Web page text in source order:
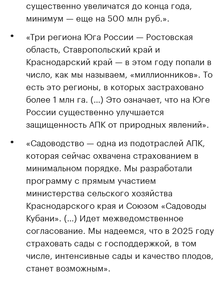
существенно увеличатся до конца года,
минимум — еще на 500 млн руб.».
«Три региона Юга России — Ростовская
область, Ставропольский край и
Краснодарский край — в этом году попали в
число, как мы называем, «миллионников». То
есть это регионы, в которых застраховано
более 1 млн га. (…) Это означает, что на Юге
России существенно улучшается
защищенность АПК от природных явлений».
«Садоводство — одна из подотраслей АПК,
которая сейчас охвачена страхованием в
минимальном порядке. Мы разработали
программу с прямым участием
министерства сельского хозяйства
Краснодарского края и Союзом «Садоводы
Кубани». (…) Идет межведомственное
согласование. Мы надеемся, что в 2025 году
страховать сады с господдержкой, в том
числе, интенсивные сады и качество плодов,
станет возможным».